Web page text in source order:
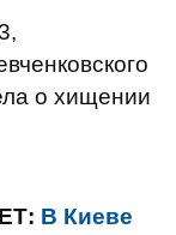
о хищении
В Киеве